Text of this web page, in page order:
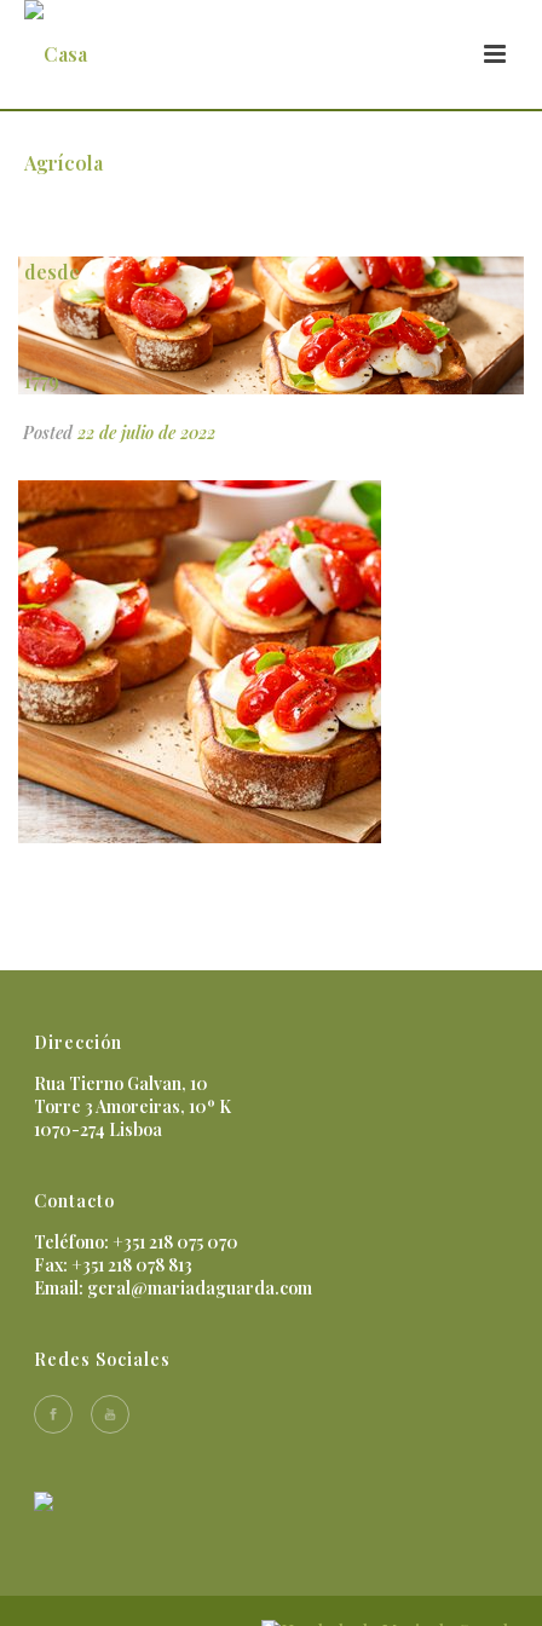
bruschetta
Posted 22 de julio de 2022
Dirección
Rua Tierno Galvan, 10
Torre 3 Amoreiras, 10º K
1070-274 Lisboa
Contacto
Teléfono: +351 218 075 070
Fax: +351 218 078 813
Email: geral@mariadaguarda.com
Redes Sociales